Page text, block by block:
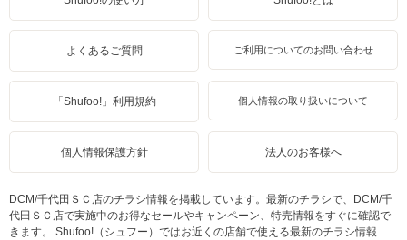
よくあるご質問 ご利用についてのお問い合わせ
「Shufoo!」利用規約 個人情報の取り扱いについて
個人情報保護方針 法人のお客様へ
DCM/千代田ＳＣ店のチラシ情報を掲載しています。最新のチラシで、DCM/千
代田ＳＣ店で実施中のお得なセールやキャンペーン、特売情報をすぐに確認で
きます。 Shufoo!（シュフー）ではお近くの店舗で使える最新のチラシ情報